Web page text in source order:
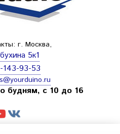
г. Москва,
5к1
93-53
будням, с 10 до 16